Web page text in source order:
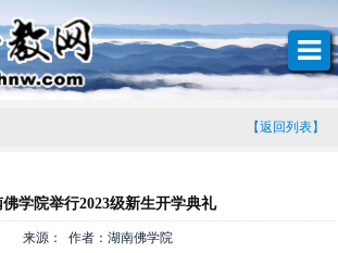
【返回列表】
学院举行2023级新生开学典礼
来源： 作者：湖南佛学院